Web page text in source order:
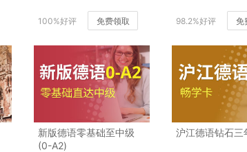
100%好评 免费领取 98.2%好评 免
新版德语零基础至中级
(0-A2)
沪江德语钻石三